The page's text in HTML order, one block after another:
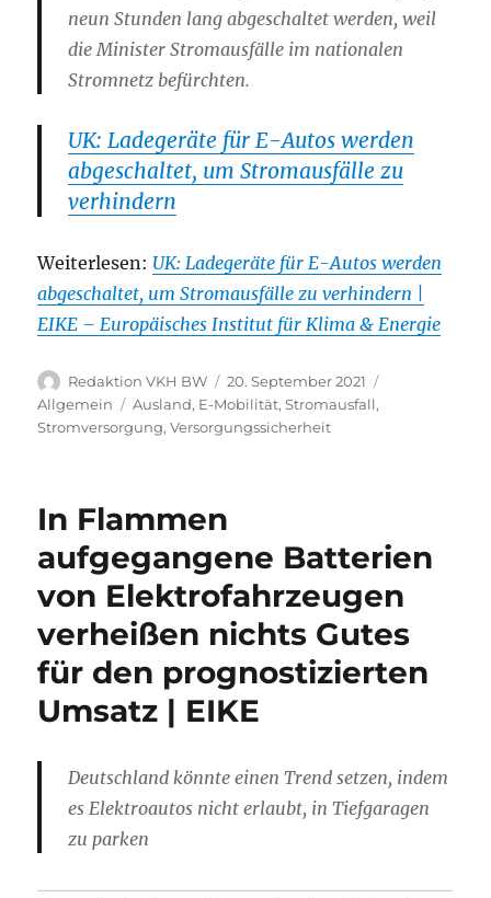
neun Stunden lang abgeschaltet werden, weil
die Minister Stromausfälle im nationalen
Stromnetz befürchten.
UK: Ladegeräte für E-Autos werden
abgeschaltet, um Stromausfälle zu
verhindern
Weiterlesen: UK: Ladegeräte für E-Autos werden
abgeschaltet, um Stromausfälle zu verhindern |
EIKE – Europäisches Institut für Klima & Energie
Autor
Redaktion VKH BW
Veröffentlicht
am
20. September 2021
Allgemein
Schlagwörter
Ausland, E-Mobilität,Stromausfall,
Stromversorgung,Versorgungssicherheit
In Flammen
aufgegangene Batterien
von Elektrofahrzeugen
verheißen nichts Gutes
für den prognostizierten
Umsatz | EIKE
Deutschland könnte einen Trend setzen, indem
es Elektroautos nicht erlaubt, in Tiefgaragen
zu parken